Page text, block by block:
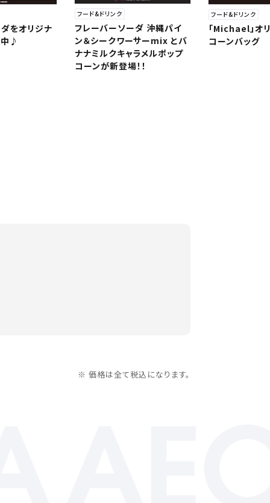
をオリジナ
中♪
フード&ドリンク
フレーバーソーダ 沖縄パイ
ン＆シークワーサーmix とバ
ナナミルクキャラメルポップ
コーンが新登場！！
フード&ドリンク
「Michael」オ
コーンバッグ
※ 価格は全て税込になります。